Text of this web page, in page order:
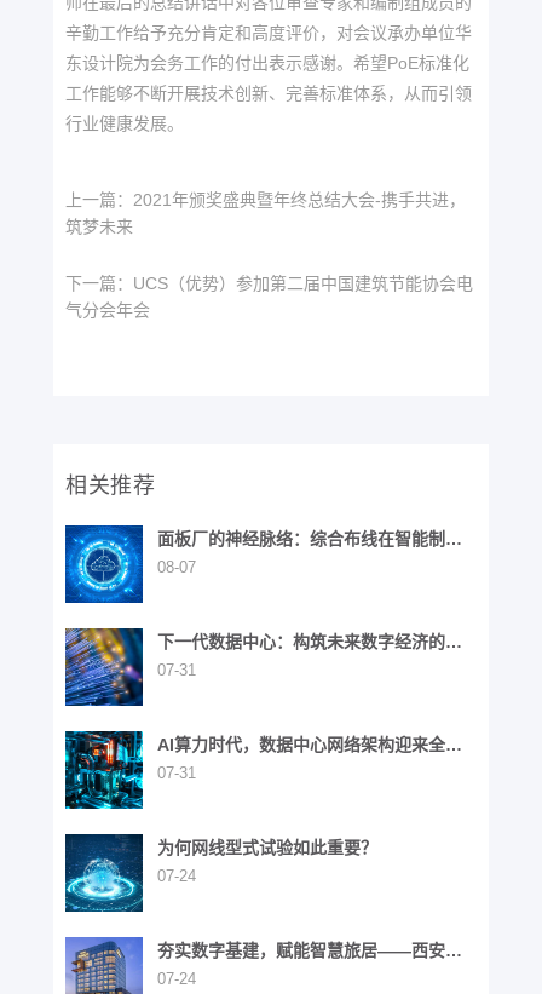
辛勤工作给予充分肯定和高度评价，对会议承办单位华
东设计院为会务工作的付出表示感谢。希望PoE标准化
工作能够不断开展技术创新、完善标准体系，从而引领
行业健康发展。
上一篇： 2021年颁奖盛典暨年终总结大会-携手共进，
筑梦未来
下一篇： UCS（优势）参加第二届中国建筑节能协会电
气分会年会
相关推荐
面板厂的神经脉络：综合布线在智能制造
中的战略价值
08-07
下一代数据中心：构筑未来数字经济的基
石
07-31
AI算力时代，数据中心网络架构迎来全面
演进
07-31
为何网线型式试验如此重要？
07-24
夯实数字基建，赋能智慧旅居——西安高
新区英迪格酒店
07-24